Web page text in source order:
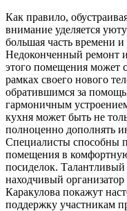
Как правило,
внимание уделяется
большая часть времени
Недоконченный ремонт
этого помещения может
рамках своего нового
обратившимся за
гармоничным
кухня может быть не
полноценно дополнять
Специалисты способны
помещения в
посиделок.
находчивый организатор
Каракулова покажут
поддержку участникам